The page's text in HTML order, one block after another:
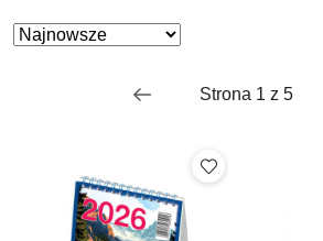
Zastosowano
Sortuj